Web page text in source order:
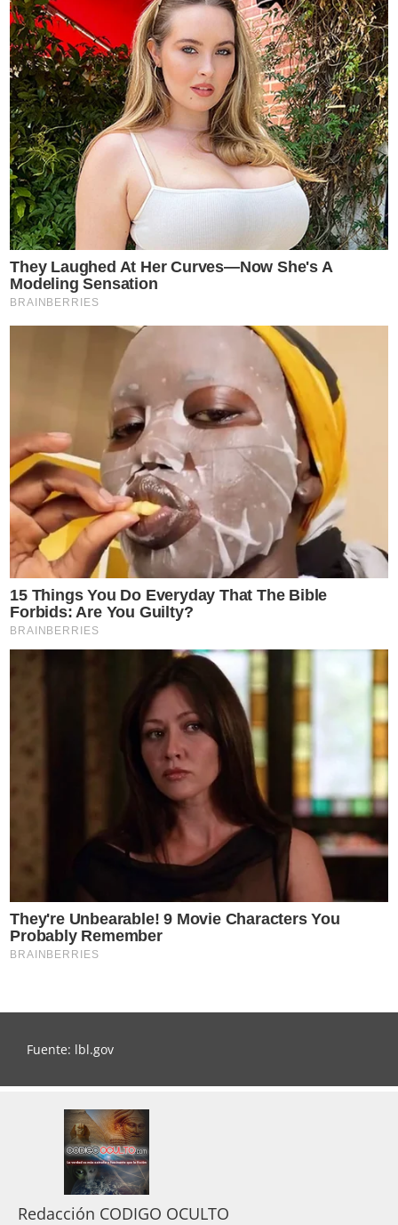
Fuente: lbl.gov
Redacción CODIGO OCULTO